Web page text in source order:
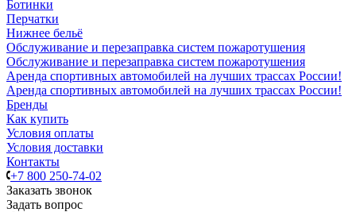
Ботинки
Перчатки
Нижнее бельё
Обслуживание и перезаправка систем пожаротушения
Обслуживание и перезаправка систем пожаротушения
Аренда спортивных автомобилей на лучших трассах России!
Аренда спортивных автомобилей на лучших трассах России!
Бренды
Как купить
Условия оплаты
Условия доставки
Контакты
+7 800 250-74-02
Заказать звонок
Задать вопрос